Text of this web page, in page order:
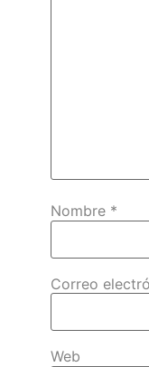
Nombre *
Correo
Web